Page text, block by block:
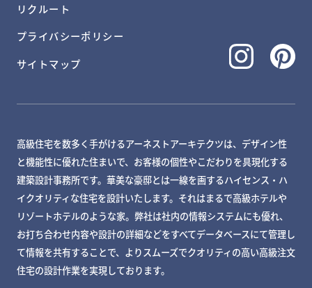
リクルート
プライバシーポリシー
サイトマップ
高級住宅を数多く手がけるアーネストアーキテクツは、デザイン性
と機能性に優れた住まいで、お客様の個性やこだわりを具現化する
建築設計事務所です。華美な豪邸とは一線を画するハイセンス・ハ
イクオリティな住宅を設計いたします。それはまるで高級ホテルや
リゾートホテルのような家。弊社は社内の情報システムにも優れ、
お打ち合わせ内容や設計の詳細などをすべてデータベースにて管理し
て情報を共有することで、よりスムーズでクオリティの高い高級注文
住宅の設計作業を実現しております。